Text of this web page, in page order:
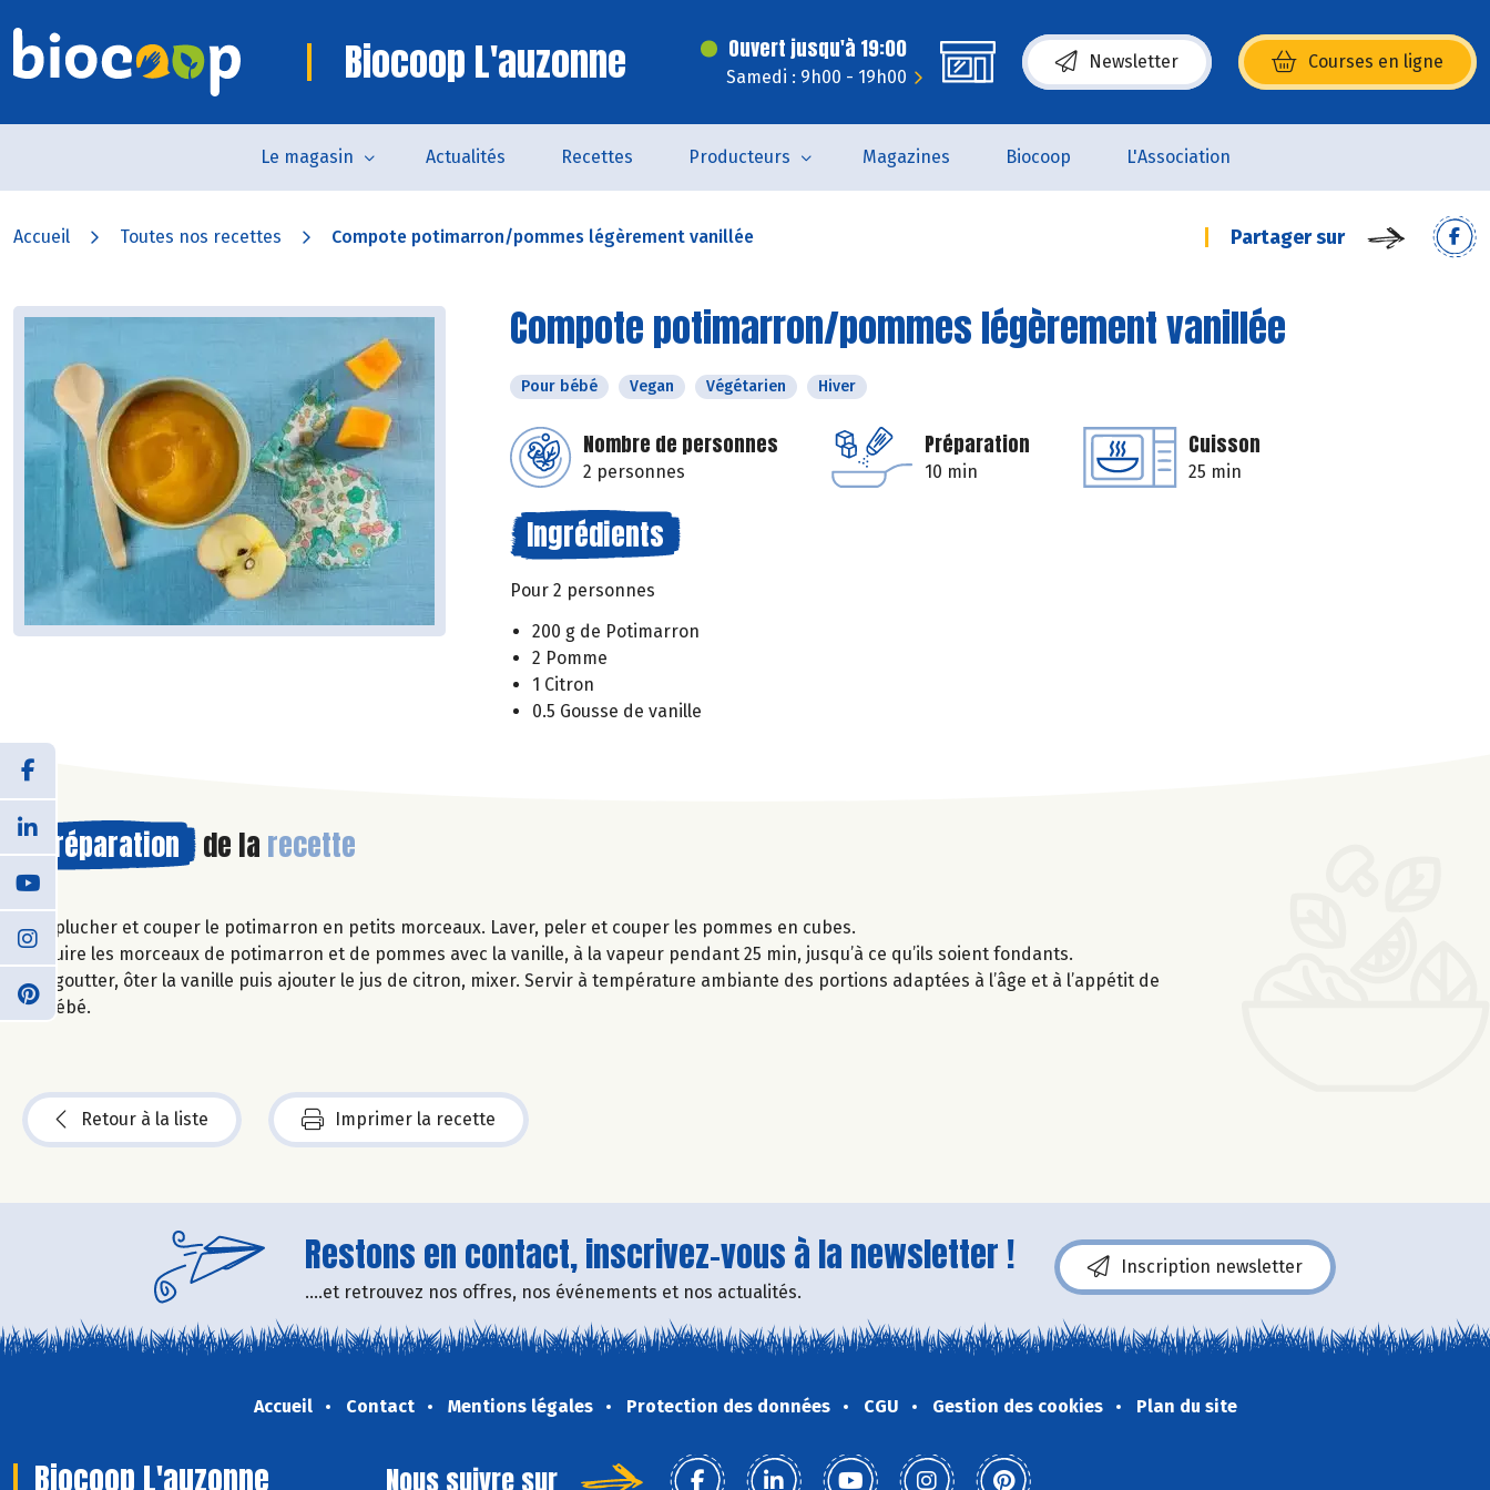
Biocoop L'auzonne Ouvert jusqu'à 19:00
Samedi : 9h00 - 19h00
Newsletter Courses en ligne
(s’ouvre dans une nouvelle fenêtre)
Le magasin Actualités Recettes Producteurs Magazines Biocoop L'Association
Accueil Toutes nos recettes Compote potimarron/pommes légèrement vanillée Partager sur
Compote potimarron/pommes légèrement vanillée
Pour bébé Vegan Végétarien Hiver
Nombre de personnes
2 personnes
Préparation
10 min
Cuisson
25 min
Ingrédients
Pour 2 personnes
200 g de Potimarron
2 Pomme
1 Citron
0.5 Gousse de vanille
Préparation de la recette
Eplucher et couper le potimarron en petits morceaux. Laver, peler et couper les pommes en cubes.
Cuire les morceaux de potimarron et de pommes avec la vanille, à la vapeur pendant 25 min, jusqu’à ce qu’ils soient fondants.
Egoutter, ôter la vanille puis ajouter le jus de citron, mixer. Servir à température ambiante des portions adaptées à l’âge et à l’appétit de
bébé.
Retour à la liste Imprimer la recette
Restons en contact, inscrivez-vous à la newsletter !
....et retrouvez nos offres, nos événements et nos actualités.
Inscription newsletter
Accueil Contact Mentions légales Protection des données CGU Gestion des cookies Plan du site
Biocoop L'auzonne Nous suivre sur